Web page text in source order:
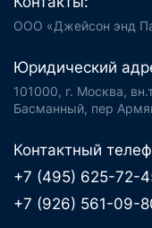
ООО «Джейсон энд
Юридический
101000, г. Москва,
Басманный, пер
Контактный
+7 (495) 625-72-
+7 (926) 561-09-